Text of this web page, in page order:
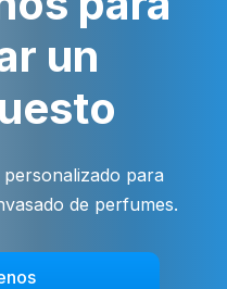
un
para
de perfumes.